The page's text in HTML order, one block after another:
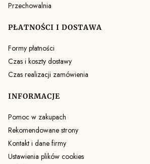
Przechowalnia
PŁATNOŚCI I DOSTAWA
Formy płatności
Czas i koszty dostawy
Czas realizacji zamówienia
INFORMACJE
Pomoc w zakupach
Rekomendowane strony
Kontakt i dane firmy
Ustawienia plików cookies